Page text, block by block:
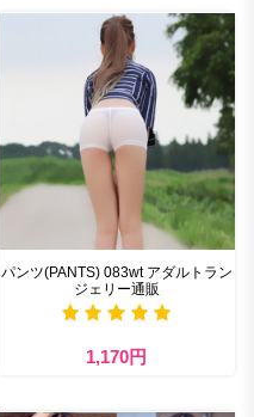
パンツ(PANTS) 083wt アダルトラン
ジェリー通販
1,170円